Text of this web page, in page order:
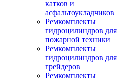
катков и
асфальтоукладчиков
Ремкомплекты
гидроцилиндров для
пожарной техники
Ремкомплекты
гидроцилиндров для
грейдеров
Ремкомплекты